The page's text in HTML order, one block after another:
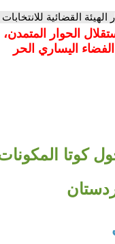
الهيئة القضائية
الحوار
اليساري الحر
كوتا